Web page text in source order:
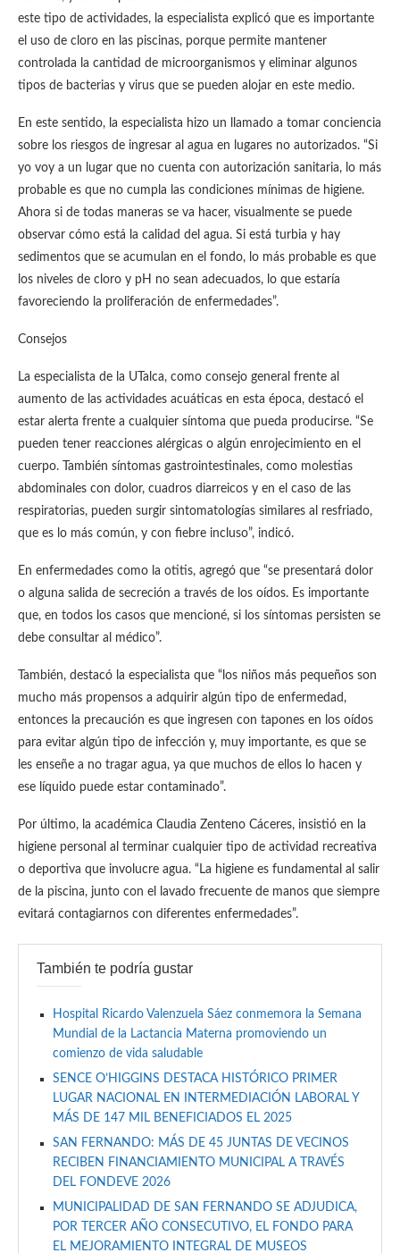
este tipo de actividades, la especialista explicó que es importante
el uso de cloro en las piscinas, porque permite mantener
controlada la cantidad de microorganismos y eliminar algunos
tipos de bacterias y virus que se pueden alojar en este medio.
En este sentido, la especialista hizo un llamado a tomar conciencia
sobre los riesgos de ingresar al agua en lugares no autorizados. “Si
yo voy a un lugar que no cuenta con autorización sanitaria, lo más
probable es que no cumpla las condiciones mínimas de higiene.
Ahora si de todas maneras se va hacer, visualmente se puede
observar cómo está la calidad del agua. Si está turbia y hay
sedimentos que se acumulan en el fondo, lo más probable es que
los niveles de cloro y pH no sean adecuados, lo que estaría
favoreciendo la proliferación de enfermedades”.
Consejos
La especialista de la UTalca, como consejo general frente al
aumento de las actividades acuáticas en esta época, destacó el
estar alerta frente a cualquier síntoma que pueda producirse. “Se
pueden tener reacciones alérgicas o algún enrojecimiento en el
cuerpo. También síntomas gastrointestinales, como molestias
abdominales con dolor, cuadros diarreicos y en el caso de las
respiratorias, pueden surgir sintomatologías similares al resfriado,
que es lo más común, y con fiebre incluso”, indicó.
En enfermedades como la otitis, agregó que “se presentará dolor
o alguna salida de secreción a través de los oídos. Es importante
que, en todos los casos que mencioné, si los síntomas persisten se
debe consultar al médico”.
También, destacó la especialista que “los niños más pequeños son
mucho más propensos a adquirir algún tipo de enfermedad,
entonces la precaución es que ingresen con tapones en los oídos
para evitar algún tipo de infección y, muy importante, es que se
les enseñe a no tragar agua, ya que muchos de ellos lo hacen y
ese líquido puede estar contaminado”.
Por último, la académica Claudia Zenteno Cáceres, insistió en la
higiene personal al terminar cualquier tipo de actividad recreativa
o deportiva que involucre agua. “La higiene es fundamental al salir
de la piscina, junto con el lavado frecuente de manos que siempre
evitará contagiarnos con diferentes enfermedades”.
También te podría gustar
Hospital Ricardo Valenzuela Sáez conmemora la Semana
Mundial de la Lactancia Materna promoviendo un
comienzo de vida saludable
SENCE O’HIGGINS DESTACA HISTÓRICO PRIMER
LUGAR NACIONAL EN INTERMEDIACIÓN LABORAL Y
MÁS DE 147 MIL BENEFICIADOS EL 2025
SAN FERNANDO: MÁS DE 45 JUNTAS DE VECINOS
RECIBEN FINANCIAMIENTO MUNICIPAL A TRAVÉS
DEL FONDEVE 2026
MUNICIPALIDAD DE SAN FERNANDO SE ADJUDICA,
POR TERCER AÑO CONSECUTIVO, EL FONDO PARA
EL MEJORAMIENTO INTEGRAL DE MUSEOS